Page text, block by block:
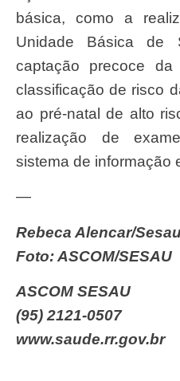
básica, como a
Unidade Básica de
captação precoce
classificação de risco
ao pré-natal de alto
realização de
sistema de informação
—
Rebeca Alencar/
Foto: ASCOM/SESAU
ASCOM SESAU
(95) 2121-0507
www.saude.rr.gov.br